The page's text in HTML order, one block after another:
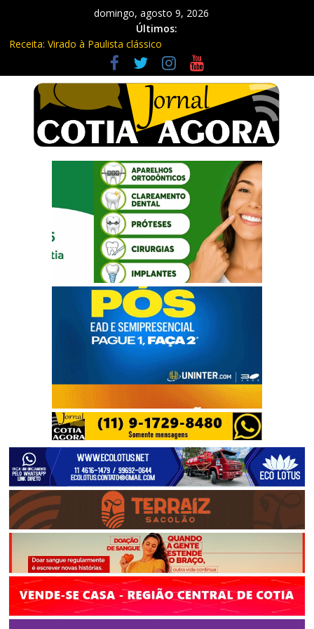
domingo, agosto 9, 2026
Últimos:
Receita: Virado à Paulista clássico
Ladrão de farmácia e procurado por maus-tratos são presos em
Vargem Grande Paulista
Cine Sustentável traz cinema ao ar livre e educação ambiental
para Vargem Grande
WhatsApp vai parar de funcionar em vários celulares antigos em
setembro